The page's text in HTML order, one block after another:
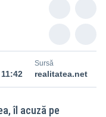
Sursă
realitatea.net
îl acuză pe